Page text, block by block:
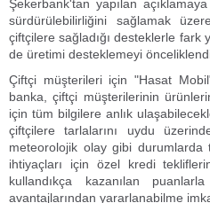
Şekerbank'tan yapılan
sürdürülebilirliğini sağlamak
çiftçilere sağladığı desteklerle fark
de üretimi desteklemeyi
Çiftçi müşterileri için "Hasat
banka, çiftçi müşterilerinin
için tüm bilgilere anlık
çiftçilere tarlalarını uydu
meteorolojik olay gibi durumlarda
ihtiyaçları için özel kredi
kullandıkça kazanılan
avantajlarından yararlanabilme